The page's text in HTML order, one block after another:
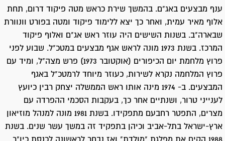
ענף מבצעים באג"ם. בהמשך שירת כראש מטה פיקוד דרום, תחת
אלוף מאיר עמית, ואחר כך יצא ללימוד פיקוד ומטה בפורט וונוורת
שבארה"ב. בשנות השישים היה עוזר ראש אג"ם ואלוף פיקוד
המרכז. בשנת 1973 מונה לראש אגף מבצעים במטכ"ל. שבוע לפני
פרוץ מלחמת יום הכיפורים (אוקטובר 1973) פרש מצה"ל, ומיד עם
פרוץ המלחמה נקרא לשירות, כעוזר מיוחד לרמטכ"ל באגף
המבצעים. ב- 1974 מינה אותו ראש הממשלה יצחק רבין כיועץ
לענייני טרור, ושנתיים אחר כך, בעקבות הסכמי ההפרדה עם
מצרים, התפטר רחבעם מתפקידו. בשנת 1981 מונה למנהל מוזיאון
ארץ-ישראל בתל-אביב וכיהן בתפקיד זה במשך עשר שנים. בשנת
1988 הקים את מפלגת "מולדת" ואז נבחר לראשונה לכנסת כיו"ר